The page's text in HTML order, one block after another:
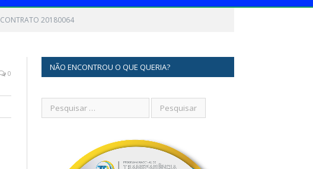
CONTRATO 20180064
0
NÃO ENCONTROU O QUE QUERIA?